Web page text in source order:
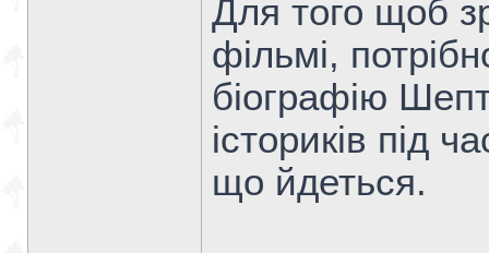
Для того щоб
фільмі,
біографію
істориків під
що йдеться.